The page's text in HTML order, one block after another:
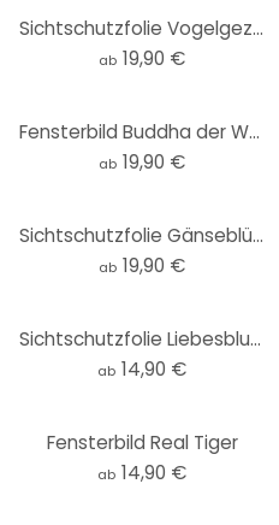
Sichtschutzfolie Vogelgezwitscher in der Kirschbl�
ab 19,90 €
Fensterbild Buddha der Weise
ab 19,90 €
Sichtschutzfolie Gänseblümchen im Detail
ab 19,90 €
Sichtschutzfolie Liebesblumen - quadratisch
ab 14,90 €
Fensterbild Real Tiger
ab 14,90 €